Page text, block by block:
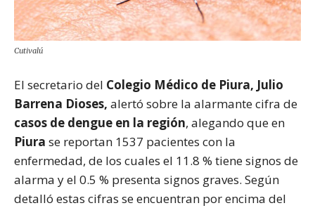
Cutivalú
El secretario del Colegio Médico de Piura, Julio
Barrena Dioses, alertó sobre la alarmante cifra de
casos de dengue en la región, alegando que en
Piura se reportan 1537 pacientes con la
enfermedad, de los cuales el 11.8 % tiene signos de
alarma y el 0.5 % presenta signos graves. Según
detalló estas cifras se encuentran por encima del